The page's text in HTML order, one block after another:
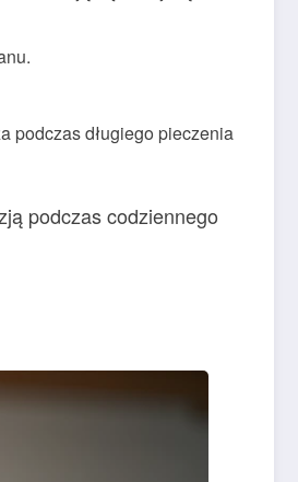
podczas długiego pieczenia
podczas codziennego